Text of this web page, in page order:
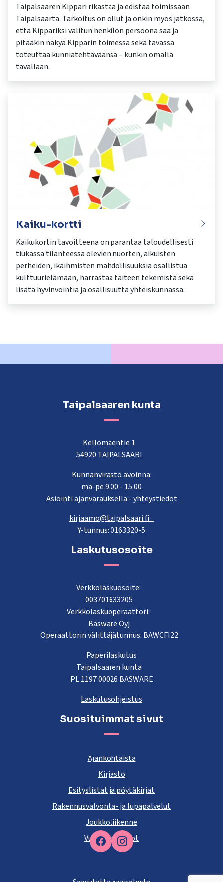
Taipalsaaren Kippari rikastaa ja edistää toimissaan
Taipalsaarta. Tarkoitus on ollut ja onkin myös jatkossa,
että Kippariksi valitun henkilön persoona saa ja
pitääkin näkyä Kipparin toimessa sekä tavassa
toteuttaa kunniatehtäväänsä – kunkin omalla
tavallaan.
Kaiku-kortti
Kaikukortin tavoitteena on parantaa taloudellisesti
tiukassa tilanteessa olevien nuorten, aikuisten
perheiden, ikäihmisten mahdollisuuksia osallistua
kulttuurielämään, harrastaa taiteen tekemistä sekä
lisätä hyvinvointia ja osallisuutta yhteiskunnassa.
Facebook
Taipalsaaren kunta
Kellomäentie 1
54920 TAIPALSAARI
Kunnanvirasto avoinna:
ma-pe 9.00 - 15.00
Asiointi ajanvarauksella -yhteystiedot
kirjaamo@taipalsaari.fi
Y-tunnus: 0163320-5
Laskutusosoite
Verkkolaskuosoite:
003701633205
Verkkolaskuoperaattori:
Basware Oyj
Operaattorin välittäjätunnus: BAWCFI22
Paperilaskutus
Taipalsaaren kunta
PL 1197 00026 BASWARE
Laskutusohjeistus
Suosituimmat sivut
Ajankohtaista
Kirjasto
Esityslistat ja pöytäkirjat
Rakennusvalvonta- ja lupapalvelut
Joukkoliikenne
Vuokra-asunnot